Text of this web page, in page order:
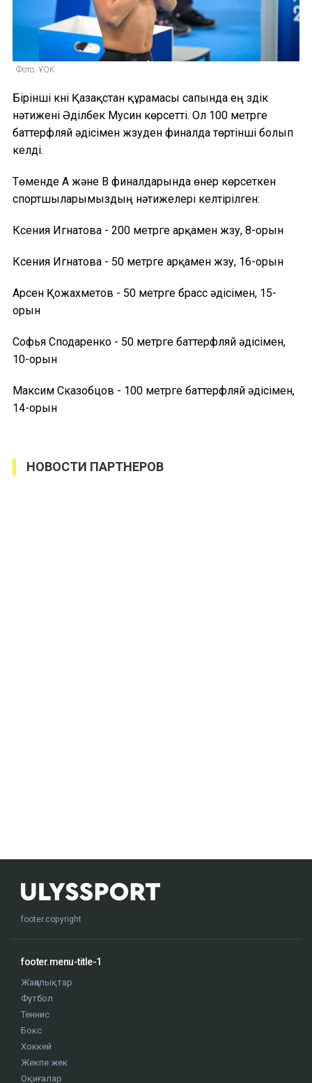
Фото: ҰОК
Бірінші күні Қазақстан құрамасы сапында ең үздік
нәтижені Әділбек Мусин көрсетті. Ол 100 метрге
баттерфляй әдісімен жүзуден финалда төртінші болып
келді.
Төменде А және В финалдарында өнер көрсеткен
спортшыларымыздың нәтижелері келтірілген:
Ксения Игнатова - 200 метрге арқамен жүзу, 8-орын
Ксения Игнатова - 50 метрге арқамен жүзу, 16-орын
Арсен Қожахметов - 50 метрге брасс әдісімен, 15-
орын
Софья Сподаренко - 50 метрге баттерфляй әдісімен,
10-орын
Максим Сказобцов - 100 метрге баттерфляй әдісімен,
14-орын
НОВОСТИ ПАРТНЕРОВ
footer.copyright
footer.menu-title-1
Жаңалықтар
Футбол
Теннис
Бокс
Хоккей
Жекпе жек
Оқиғалар